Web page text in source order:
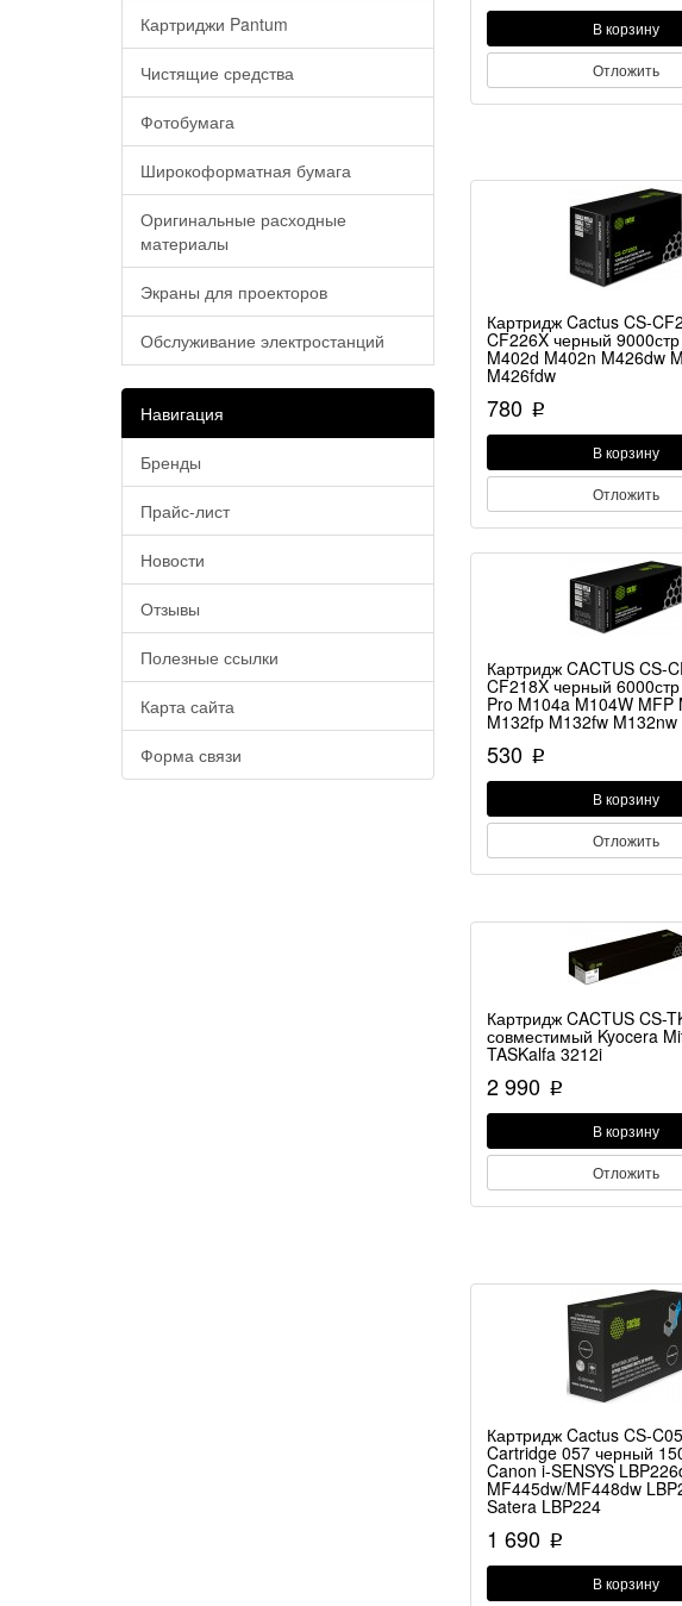
Картриджи Pantum
Чистящие средства
Фотобумага
Широкоформатная бумага
Оригинальные расходные
материалы
Экраны для проекторов
Обслуживание электростанций
Навигация
Бренды
Прайс-лист
Новости
Отзывы
Полезные ссылки
Карта сайта
Форма связи
В корзину
Отложить
Картридж Cactus CS-
CF226X черный
M402d M402n M426dw
M426fdw
780 p
В корзину
Отложить
Картридж CACTUS CS-
CF218X черный
Pro M104a M104W MFP
M132fp M132fw M132nw
530 p
В корзину
Отложить
Картридж CACTUS CS-
совместимый Kyocera
TASKalfa 3212i
2 990 p
В корзину
Отложить
Картридж Cactus CS-
Cartridge 057 черный
Canon i-SENSYS
MF445dw/MF448dw
Satera LBP224
1 690 p
В корзину